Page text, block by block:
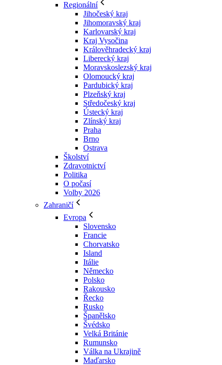
Regionální
Jihočeský kraj
Jihomoravský kraj
Karlovarský kraj
Kraj Vysočina
Králověhradecký kraj
Liberecký kraj
Moravskoslezský kraj
Olomoucký kraj
Pardubický kraj
Plzeňský kraj
Středočeský kraj
Ústecký kraj
Zlínský kraj
Praha
Brno
Ostrava
Školství
Zdravotnictví
Politika
O počasí
Volby 2026
Zahraničí
Evropa
Slovensko
Francie
Chorvatsko
Island
Itálie
Německo
Polsko
Rakousko
Řecko
Rusko
Španělsko
Švédsko
Velká Británie
Rumunsko
Válka na Ukrajině
Maďarsko